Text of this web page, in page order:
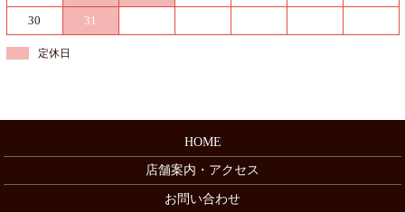
30 31
定休日
HOME
店舗案内・アクセス
お問い合わせ